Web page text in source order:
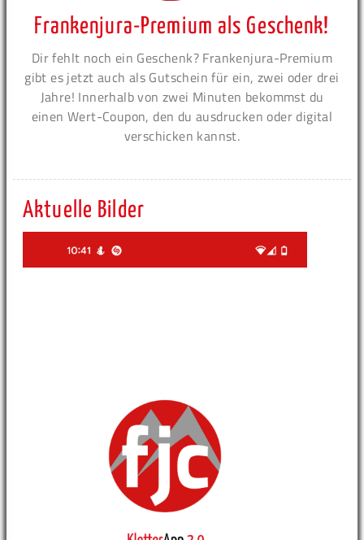
Frankenjura-Premium als Geschenk!
Dir fehlt noch ein Geschenk? Frankenjura-Premium
gibt es jetzt auch als Gutschein für ein, zwei oder drei
Jahre! Innerhalb von zwei Minuten bekommst du
einen Wert-Coupon, den du ausdrucken oder digital
verschicken kannst.
Aktuelle Bilder